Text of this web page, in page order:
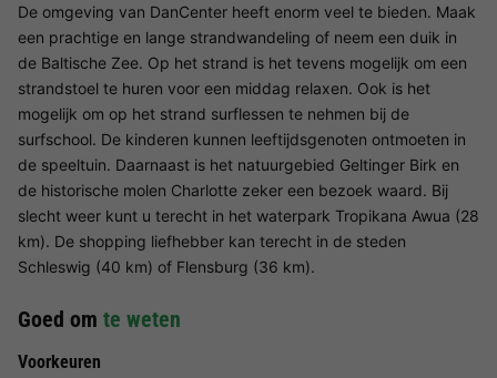
De omgeving van DanCenter heeft enorm veel te bieden. Maak
een prachtige en lange strandwandeling of neem een duik in
de Baltische Zee. Op het strand is het tevens mogelijk om een
strandstoel te huren voor een middag relaxen. Ook is het
mogelijk om op het strand surflessen te nehmen bij de
surfschool. De kinderen kunnen leeftijdsgenoten ontmoeten in
de speeltuin. Daarnaast is het natuurgebied Geltinger Birk en
de historische molen Charlotte zeker een bezoek waard. Bij
slecht weer kunt u terecht in het waterpark Tropikana Awua (28
km). De shopping liefhebber kan terecht in de steden
Schleswig (40 km) of Flensburg (36 km).
Goed om te weten
Voorkeuren